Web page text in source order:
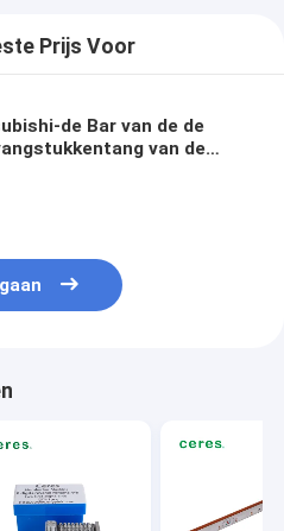
Prijs Voor
de Bar van de de
van de